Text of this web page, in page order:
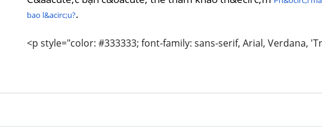
bao l&acirc;u?.
<p style="color: #333333; font-family: sans-serif, Arial, Verdana,